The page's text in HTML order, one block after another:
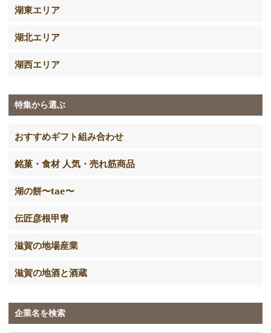
湖東エリア
湖北エリア
湖西エリア
特集から選ぶ
おすすめギフト組み合わせ
銘菓・食材 人気・売れ筋商品
湖の餅〜tae〜
伝匠彦根甲冑
滋賀の地場産業
滋賀の地酒と酒蔵
企業名を検索